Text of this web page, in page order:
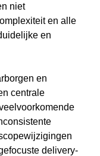
niet
en alle
en
en
centrale
delivery-